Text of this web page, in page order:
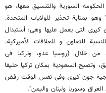
السوریة والتنسیق معها، هو
بمثابة تحذیر للولایات المتحدة.
کیری التی یعمل علیها وهی: أستبدال
للتعاون و للعلاقات الأمیرکیة.
خلال (روسیا عدو، وترکیا فی
وتصبح السعودیة بمکان ترکیا حلیفا
جون کیری وفی نفس الوقت رفض
وسوریا ولبنان والیمن".